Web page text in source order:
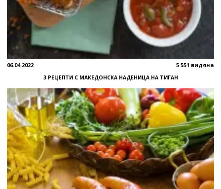
06.04.2022 5 551 видяна
3 РЕЦЕПТИ С МАКЕДОНСКА НАДЕНИЦА НА ТИГАН